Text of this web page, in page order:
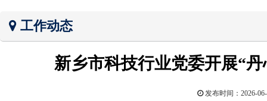
工作动态
新乡市科技行业党委开展“
发布时间：